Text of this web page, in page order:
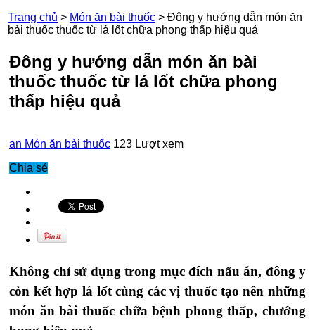
Trang chủ > Món ăn bài thuốc > Đông y hướng dẫn món ăn
bài thuốc thuốc từ lá lốt chữa phong thấp hiệu quả
Đông y hướng dẫn món ăn bài
thuốc thuốc từ lá lốt chữa phong
thấp hiệu quả
an Món ăn bài thuốc 123 Lượt xem
Chia sẻ
Không chỉ sử dụng trong mục đích nấu ăn, đông y
còn kết hợp lá lốt cùng các vị thuốc tạo nên những
món ăn bài thuốc chữa bệnh phong thấp, chướng